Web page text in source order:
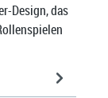
Design, das